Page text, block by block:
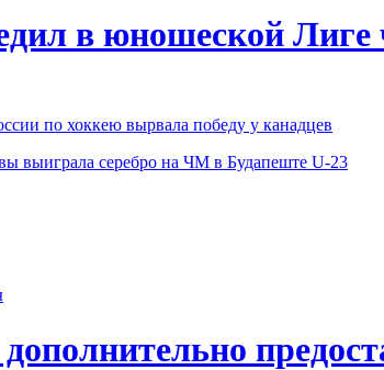
в юношеской Лиге
по хоккею вырвала победу у канадцев
выиграла серебро на ЧМ в Будапеште U-23
дополнительно